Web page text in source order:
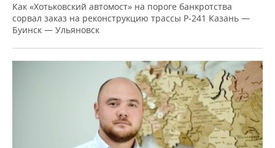
Как «Хотьковский автомост» на пороге банкротства
сорвал заказ на реконструкцию трассы Р‑241 Казань —
Буинск — Ульяновск